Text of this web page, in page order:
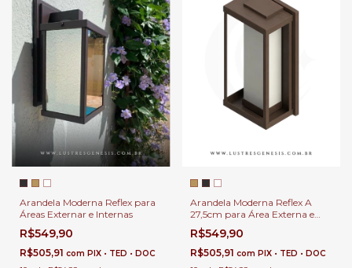
Arandela Moderna Reflex para
Áreas Externar e Internas
R$549,90
R$505,91 com PIX • TED • DOC
Arandela Moderna Reflex A
27,5cm para Área Externa e
Interna
R$549,90
R$505,91 com PIX • TED • DOC